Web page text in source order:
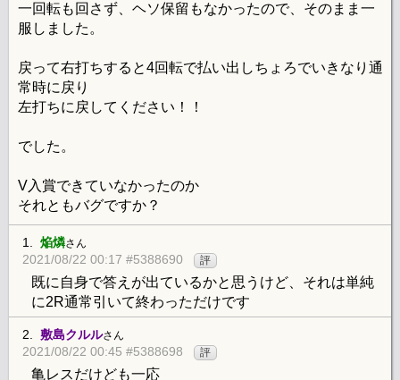
一回転も回さず、ヘソ保留もなかったので、そのまま一
服しました。
戻って右打ちすると4回転で払い出しちょろでいきなり通
常時に戻り
左打ちに戻してください！！
でした。
V入賞できていなかったのか
それともバグですか？
1. 焔燐さん
2021/08/22 00:17 #5388690 評
既に自身で答えが出ているかと思うけど、それは単純
に2R通常引いて終わっただけです
2. 敷島クルルさん
2021/08/22 00:45 #5388698 評
亀レスだけども一応